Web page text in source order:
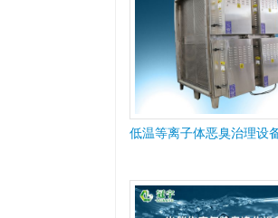
低温等离子体恶臭治理设